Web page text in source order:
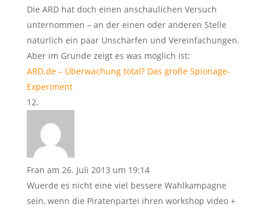
Die ARD hat doch einen anschaulichen Versuch
unternommen – an der einen oder anderen Stelle
natürlich ein paar Unschärfen und Vereinfachungen.
Aber im Grunde zeigt es was möglich ist:
ARD.de – Überwachung total? Das große Spionage-
Experiment
Fran am 26. Juli 2013 um 19:14
Wuerde es nicht eine viel bessere Wahlkampagne
sein, wenn die Piratenpartei ihren workshop video +